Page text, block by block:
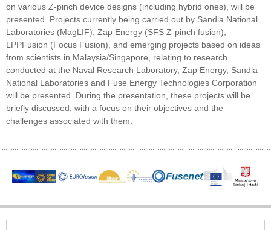
on various Z-pinch device designs (including hybrid ones), will be
presented. Projects currently being carried out by Sandia National
Laboratories (MagLIF), Zap Energy (SFS Z-pinch fusion),
LPPFusion (Focus Fusion), and emerging projects based on ideas
from scientists in Malaysia/Singapore, relating to research
conducted at the Naval Research Laboratory, Zap Energy, Sandia
National Laboratories and Fuse Energy Technologies Corporation
will be presented. During the presentation, these projects will be
briefly discussed, with a focus on their objectives and the
challenges associated with them.